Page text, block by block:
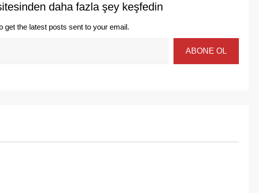
daha fazla şey keşfedin
get the latest posts sent to your email.
ABONE OL